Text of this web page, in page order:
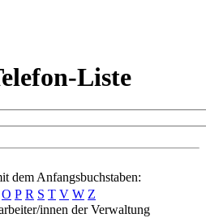
Liste
dem Anfangsbuchstaben:
O P R S T V W Z
innen der Verwaltung